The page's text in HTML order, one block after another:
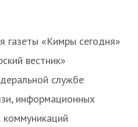
«Кимры сегодня»
вестник»
службе
информационных
коммуникаций